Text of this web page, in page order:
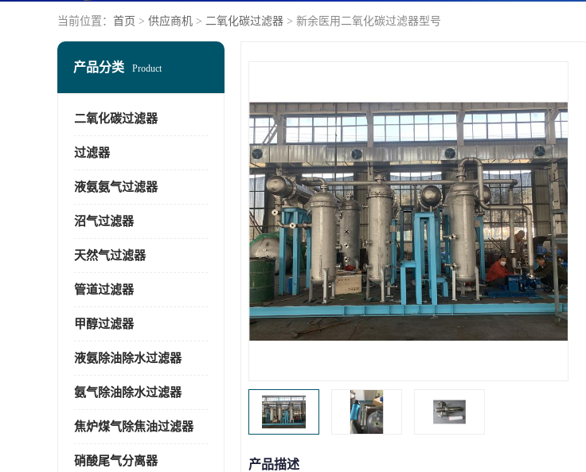
当前位置： 首页 > 供应商机 > 二氧化碳过滤器 > 新余医用二氧化碳过滤器型号
产品分类 Product
二氧化碳过滤器
过滤器
液氨氨气过滤器
沼气过滤器
天然气过滤器
管道过滤器
甲醇过滤器
液氨除油除水过滤器
氨气除油除水过滤器
焦炉煤气除焦油过滤器
硝酸尾气分离器 产品描述